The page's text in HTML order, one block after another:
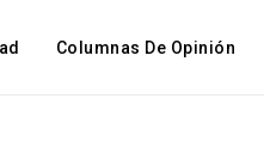
Columnas De Opinión